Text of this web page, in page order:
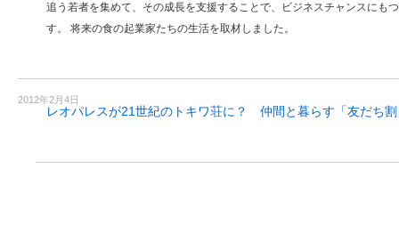
追う若者を集めて、その成長を支援することで、ビジネスチャンスにも
す。 将来の食の起業家たちの生活を取材しました。
2012年2月4日
レオパレスが21世紀のトキワ荘に？ 仲間と暮らす「友だち